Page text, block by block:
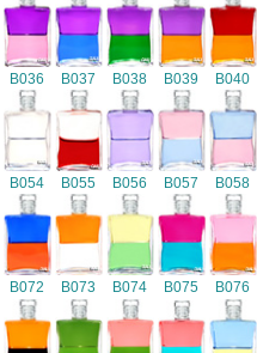
B036 B037 B038 B039 B040
B054 B055 B056 B057 B058
B072 B073 B074 B075 B076